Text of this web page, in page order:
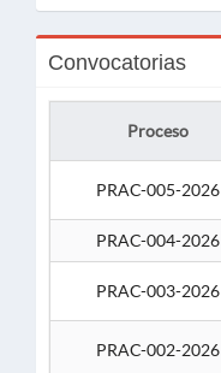
Convocatorias
Proceso
PRAC-005-2026
PRAC-004-2026
PRAC-003-2026
PRAC-002-2026